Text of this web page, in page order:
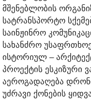
ᲛᲨᲔᲜᲔᲑᲚᲝᲑᲘᲡ
ᲡᲐᲢᲠᲐᲜᲡᲞᲝᲠᲢᲝ
ᲡᲐᲘᲜᲟᲘᲜᲠᲝ
ᲡᲐᲮᲐᲜᲫᲠᲝ
ᲘᲡᲢᲝᲠᲘᲣᲚ –
ᲞᲠᲝᲔᲥᲢᲘᲡ ᲔᲡᲙᲘᲖᲣᲠᲘ
ᲐᲔᲠᲝᲒᲐᲓᲐᲦᲔᲑᲐ
ᲣᲫᲠᲐᲕᲘ ᲥᲝᲜᲔᲑᲘᲡ